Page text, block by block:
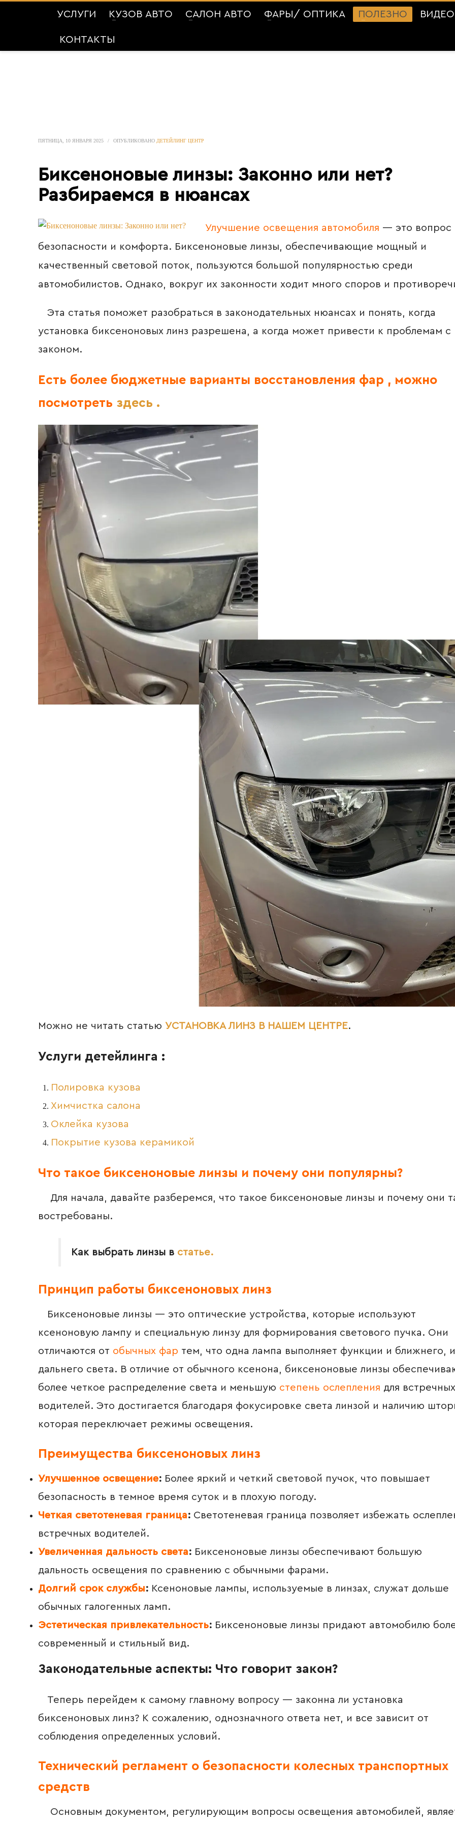
УСЛУГИ КУЗОВ АВТО САЛОН АВТО ФАРЫ/ ОПТИКА ПОЛЕЗНО
КОНТАКТЫ
ПЯТНИЦА, 10 ЯНВАРЯ 2025 / ОПУБЛИКОВАНО ДЕТЕЙЛИНГ ЦЕНТР
Биксеноновые линзы: Законно или нет?
Разбираемся в нюансах
Улучшение освещения автомобиля — это вопрос
безопасности и комфорта. Биксеноновые линзы, обеспечивающие мощный и
качественный световой поток, пользуются большой популярностью среди
автомобилистов. Однако, вокруг их законности ходит много споров и
Эта статья поможет разобраться в законодательных нюансах и понять, когда
установка биксеноновых линз разрешена, а когда может привести к проблемам с
законом.
Есть более бюджетные варианты восстановления фар , можно
посмотреть здесь .
Можно не читать статью УСТАНОВКА ЛИНЗ В НАШЕМ ЦЕНТРЕ.
Услуги детейлинга :
Полировка кузова
Химчистка салона
Оклейка кузова
Покрытие кузова керамикой
Что такое биксеноновые линзы и почему они популярны?
Для начала, давайте разберемся, что такое биксеноновые линзы и почему они
востребованы.
Как выбрать линзы в статье.
Принцип работы биксеноновых линз
Биксеноновые линзы — это оптические устройства, которые используют
ксеноновую лампу и специальную линзу для формирования светового пучка. Они
отличаются от обычных фар тем, что одна лампа выполняет функции и ближнего, и
дальнего света. В отличие от обычного ксенона, биксеноновые линзы
более четкое распределение света и меньшую степень ослепления для встречных
водителей. Это достигается благодаря фокусировке света линзой и наличию
которая переключает режимы освещения.
Преимущества биксеноновых линз
Улучшенное освещение: Более яркий и четкий световой пучок, что повышает
безопасность в темное время суток и в плохую погоду.
Четкая светотеневая граница: Светотеневая граница позволяет избежать
встречных водителей.
Увеличенная дальность света: Биксеноновые линзы обеспечивают большую
дальность освещения по сравнению с обычными фарами.
Долгий срок службы: Ксеноновые лампы, используемые в линзах, служат дольше
обычных галогенных ламп.
Эстетическая привлекательность: Биксеноновые линзы придают автомобилю
современный и стильный вид.
Законодательные аспекты: Что говорит закон?
Теперь перейдем к самому главному вопросу — законна ли установка
биксеноновых линз? К сожалению, однозначного ответа нет, и все зависит от
соблюдения определенных условий.
Технический регламент о безопасности колесных транспортных
средств
Основным документом, регулирующим вопросы освещения автомобилей,